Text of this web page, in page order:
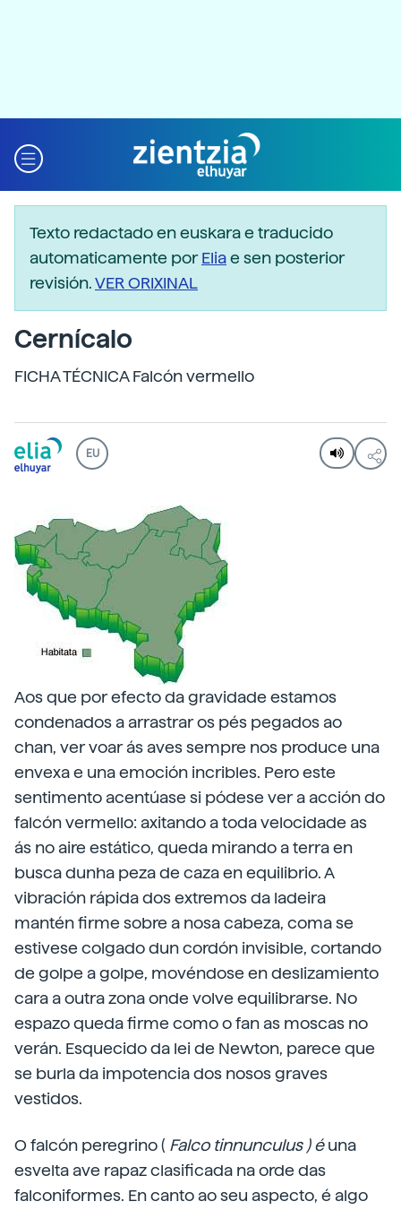
Texto redactado en euskara e traducido
automaticamente porEliae sen posterior
revisión.VER ORIXINAL
Cernícalo
FICHA TÉCNICA Falcón vermello
EU
Aos que por efecto da gravidade estamos
condenados a arrastrar os pés pegados ao
chan, ver voar ás aves sempre nos produce una
envexa e una emoción incribles. Pero este
sentimento acentúase si pódese ver a acción do
falcón vermello: axitando a toda velocidade as
ás no aire estático, queda mirando a terra en
busca dunha peza de caza en equilibrio. A
vibración rápida dos extremos da ladeira
mantén firme sobre a nosa cabeza, coma se
estivese colgado dun cordón invisible, cortando
de golpe a golpe, movéndose en deslizamiento
cara a outra zona onde volve equilibrarse. No
espazo queda firme como o fan as moscas no
verán. Esquecido da lei de Newton, parece que
se burla da impotencia dos nosos graves
vestidos.
O falcón peregrino ( Falco tinnunculus ) éuna
esvelta ave rapaz clasificada na orde das
falconiformes. En canto ao seu aspecto, é algo